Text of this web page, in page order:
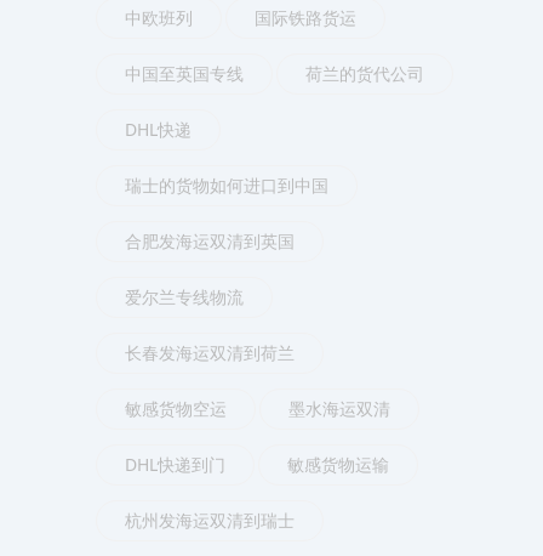
中欧班列 国际铁路货运
中国至英国专线 荷兰的货代公司
DHL快递
瑞士的货物如何进口到中国
合肥发海运双清到英国
爱尔兰专线物流
长春发海运双清到荷兰
敏感货物空运 墨水海运双清
DHL快递到门 敏感货物运输
杭州发海运双清到瑞士